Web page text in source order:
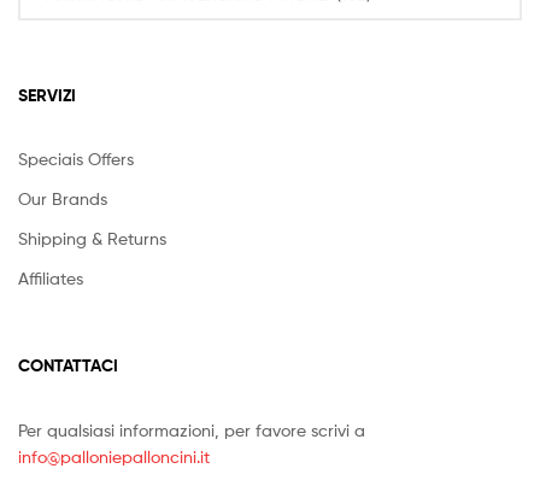
SERVIZI
Speciais Offers
Our Brands
Shipping & Returns
Affiliates
CONTATTACI
Per qualsiasi informazioni, per favore scrivi a
info@palloniepalloncini.it